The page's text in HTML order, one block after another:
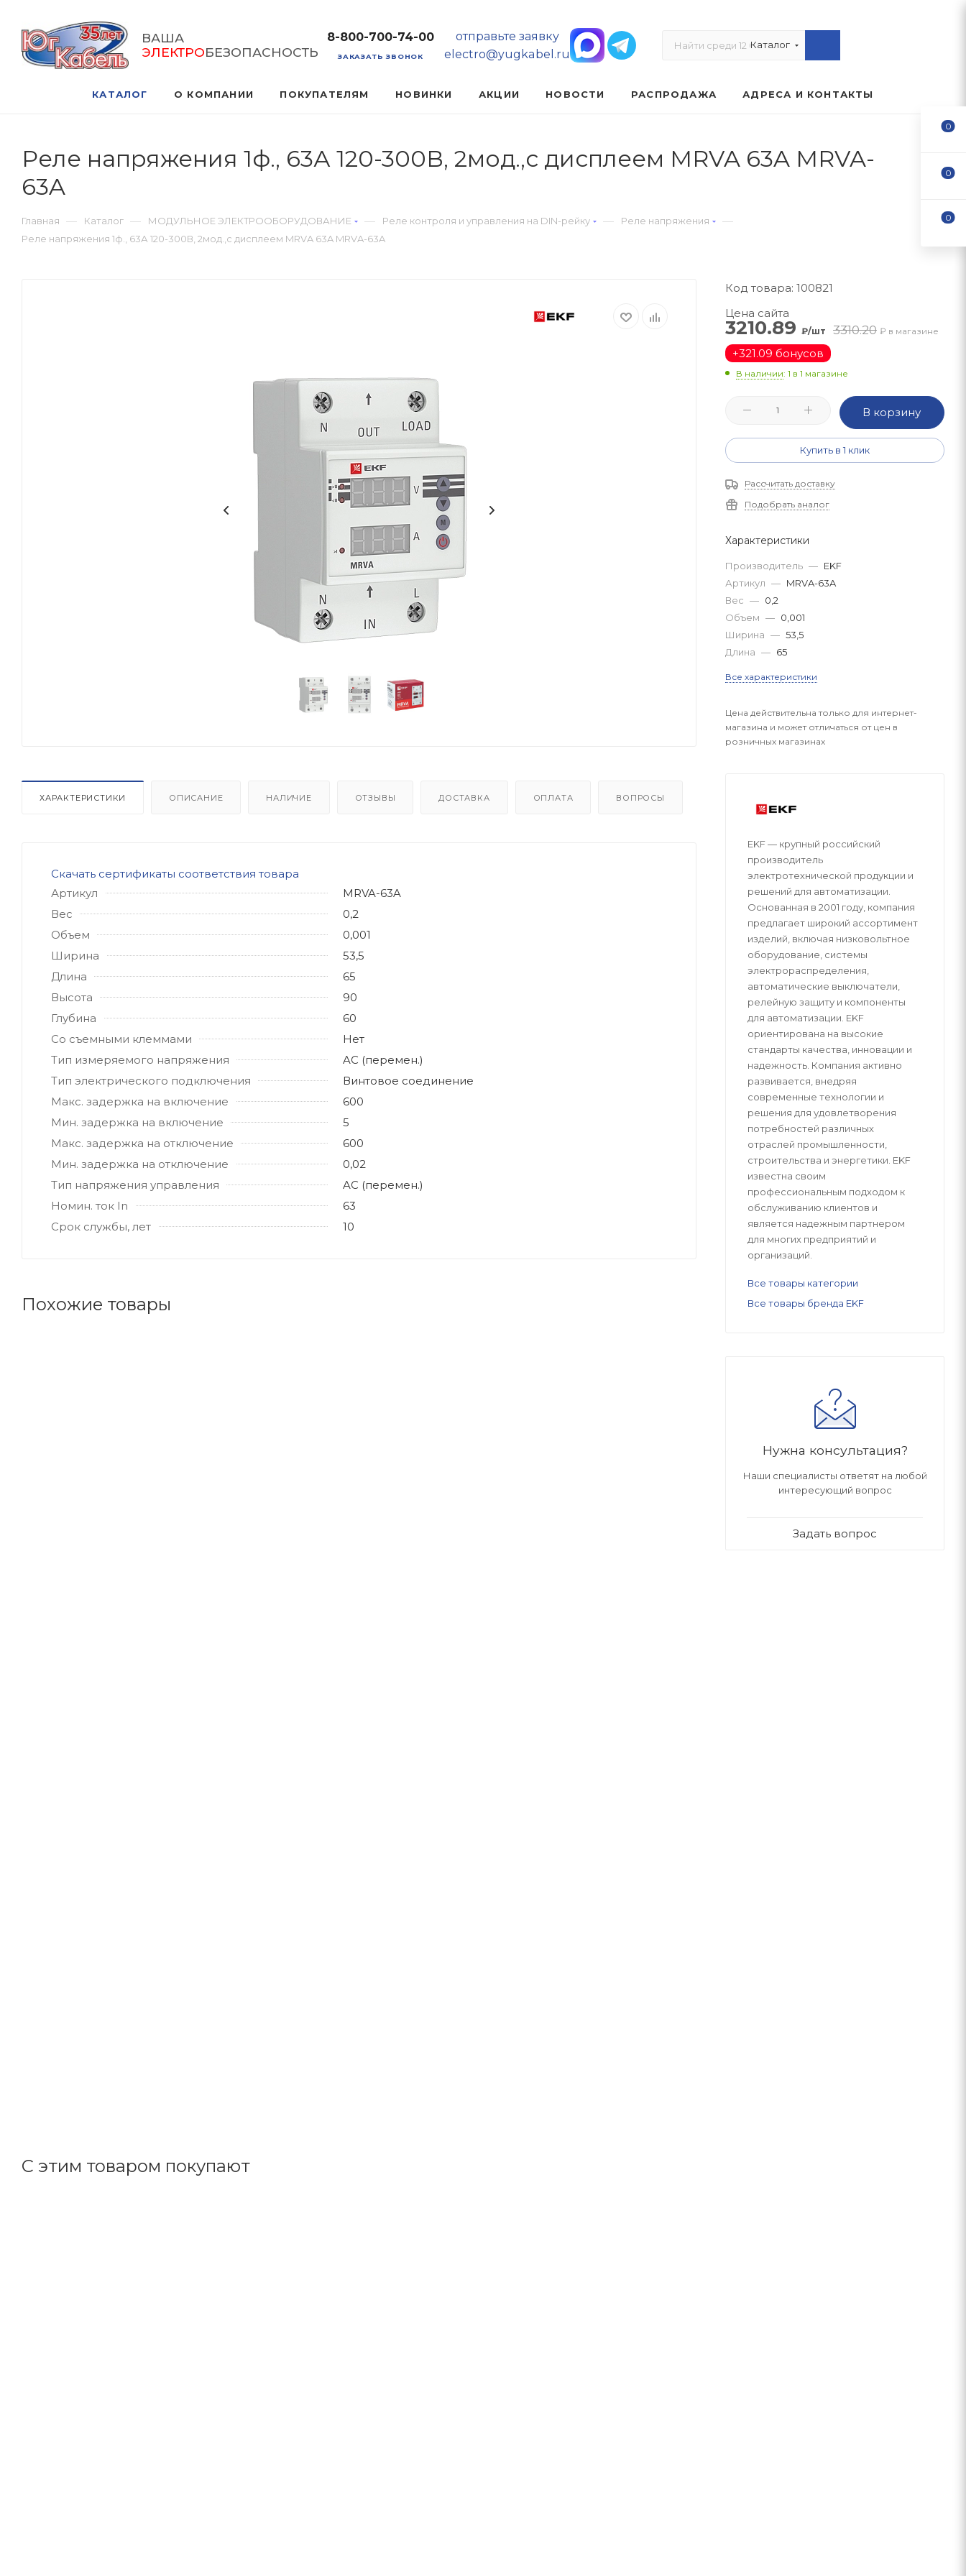
ВАША
ЭЛЕКТРОБЕЗОПАСНОСТЬ
8-800-700-74-00
ЗАКАЗАТЬ ЗВОНОК
отправьте заявку
electro@yugkabel.ru
Каталог
КАТАЛОГ О КОМПАНИИ ПОКУПАТЕЛЯМ НОВИНКИ АКЦИИ НОВОСТИ РАСПРОДАЖА АДРЕСА И КОНТАКТЫ
Реле напряжения 1ф., 63А 120-300В, 2мод.,с дисплеем MRVA 63A MRVA-
63A
Главная — Каталог — МОДУЛЬНОЕ ЭЛЕКТРООБОРУДОВАНИЕ — Реле контроля и управления на DIN-рейку — Реле напряжения —
Реле напряжения 1ф., 63А 120-300В, 2мод.,с дисплеем MRVA 63A MRVA-63A
ХАРАКТЕРИСТИКИ ОПИСАНИЕ НАЛИЧИЕ ОТЗЫВЫ ДОСТАВКА ОПЛАТА ВОПРОСЫ
Скачать сертификаты соответствия товара
Артикул
MRVA-63A
Вес
0,2
Объем
0,001
Ширина
53,5
Длина
65
Высота
90
Глубина
60
Со съемными клеммами
Нет
Тип измеряемого напряжения
AC (перемен.)
Тип электрического подключения
Винтовое соединение
Макс. задержка на включение
600
Мин. задержка на включение
5
Макс. задержка на отключение
600
Мин. задержка на отключение
0,02
Тип напряжения управления
AC (перемен.)
Номин. ток In
63
Срок службы, лет
10
Похожие товары
С этим товаром покупают
Код товара: 100821
Цена сайта
3210.89 ₽/шт 3310.20 ₽ в магазине
+321.09 бонусов
В наличии: 1 в 1 магазине
В корзину
Купить в 1 клик
Рассчитать доставку
Подобрать аналог
Характеристики
Производитель — EKF
Артикул — MRVA-63A
Вес — 0,2
Объем — 0,001
Ширина — 53,5
Длина — 65
Все характеристики
Цена действительна только для интернет-
магазина и может отличаться от цен в
розничных магазинах
EKF — крупный российский
производитель
электротехнической продукции и
решений для автоматизации.
Основанная в 2001 году, компания
предлагает широкий ассортимент
изделий, включая низковольтное
оборудование, системы
электрораспределения,
автоматические выключатели,
релейную защиту и компоненты
для автоматизации. EKF
ориентирована на высокие
стандарты качества, инновации и
надежность. Компания активно
развивается, внедряя
современные технологии и
решения для удовлетворения
потребностей различных
отраслей промышленности,
строительства и энергетики. EKF
известна своим
профессиональным подходом к
обслуживанию клиентов и
является надежным партнером
для многих предприятий и
организаций.
Все товары категории
Все товары бренда EKF
Нужна консультация?
Наши специалисты ответят на любой
интересующий вопрос
Задать вопрос
0
0
0